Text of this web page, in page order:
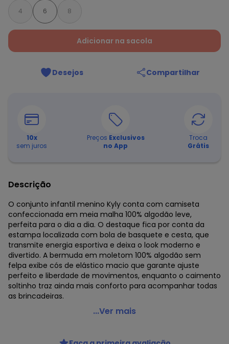
4 6 8
Adicionar na sacola
Desejos Compartilhar
10x
sem juros
Preços Exclusivos
no App
Troca
Grátis
Descrição
O conjunto infantil menino Kyly conta com camiseta
confeccionada em meia malha 100% algodão leve,
perfeita para o dia a dia. O destaque fica por conta da
estampa localizada com bola de basquete e cesta, que
transmite energia esportiva e deixa o look moderno e
divertido. A bermuda em moletom 100% algodão sem
felpa exibe cós de elástico macio que garante ajuste
perfeito e liberdade de movimentos, enquanto o caimento
soltinho traz ainda mais conforto para acompanhar todas
as brincadeiras.
Kyly - Conjunto Infantil Menino Basquete Verde
Modelagem: Ampla
...Ver mais